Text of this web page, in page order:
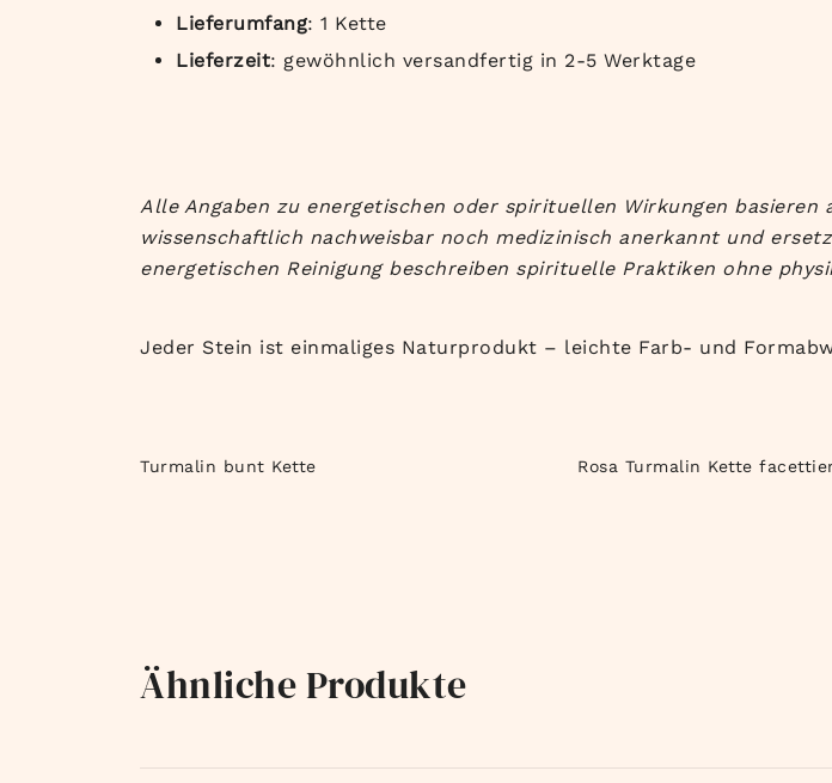
Lieferumfang: 1 Kette
Lieferzeit: gewöhnlich versandfertig in 2-5 Werktage
Alle Angaben zu energetischen oder spirituellen Wirkungen
wissenschaftlich nachweisbar noch medizinisch anerkannt und
energetischen Reinigung beschreiben spirituelle Praktiken ohne
Jeder Stein ist einmaliges Naturprodukt – leichte Farb- und
Turmalin bunt Kette Rosa Turmalin Kette
Ähnliche Produkte